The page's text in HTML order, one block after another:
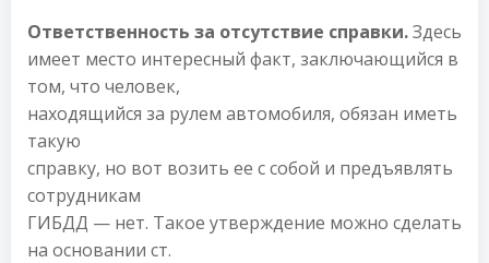
Ответственность за отсутствие справки.Здесь
имеет место интересный факт, заключающийся в
том, что человек,
находящийся за рулем автомобиля, обязан иметь
такую
справку, но вот возить ее с собой и предъявлять
сотрудникам
ГИБДД — нет. Такое утверждение можно сделать
на основании ст.